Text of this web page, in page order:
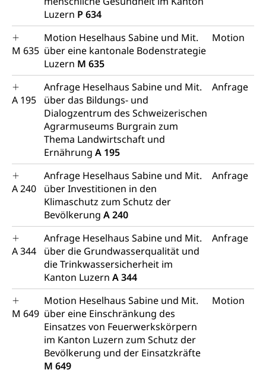
Luzern P 634
M 635
Motion Heselhaus Sabine und Mit.
über eine kantonale Bodenstrategie
Luzern M 635
Motion
A 195
Anfrage Heselhaus Sabine und Mit.
über das Bildungs- und
Dialogzentrum des Schweizerischen
Agrarmuseums Burgrain zum
Thema Landwirtschaft und
Ernährung A 195
Anfrage
A 240
Anfrage Heselhaus Sabine und Mit.
über Investitionen in den
Klimaschutz zum Schutz der
Bevölkerung A 240
Anfrage
A 344
Anfrage Heselhaus Sabine und Mit.
über die Grundwasserqualität und
die Trinkwassersicherheit im
Kanton Luzern A 344
Anfrage
M 649
Motion Heselhaus Sabine und Mit.
über eine Einschränkung des
Einsatzes von Feuerwerkskörpern
im Kanton Luzern zum Schutz der
Bevölkerung und der Einsatzkräfte
M 649
Motion
Naturschutz, Umweltschutz
Natur (Dienststelle Landwirtschaft und
Wald)
Natur- und Lanschaftsschutz (GEO-Portal
rawi)
Boden
Chemie und Gifte
Giftabfälle, Giftmüll, Schadstoffe, Giftstoffe, Störfall
Sonderabfälle und Gifte (Umweltberatung
Luzern)
Eigentum
Liegenschaft, Immobilie, Grundstück
ÖREB-Kataster
Grundeigentümerabfrage
Energie
Strom, Energieversorgung, Stromversorgung,
Energieverbrauch, Stromverbrauch, Energiequelle,
Windenergie, Wasserkraft, Sonnenenergie, fossile
Energie, erneuerbare Energie, Biomasse
Energiefachstellenkonferenz Zentralschweiz
Grundbuch
Grundbucheintrag, Grundbuchamt,
Grundeigentum, Grundstück
Grundbuch
Grundbuchplan mit Eigentümerabfrage
(Geoportal)
Luft und Klima
Luftreinhaltung, Luftverschmutzung, Klimaschutz,
Klimaveränderung, Treibhauseffekt
Atmosphäre, Luft, Klima (Geoportal)
Klima
Raumplanung
Raumplan, Nutzungsplan